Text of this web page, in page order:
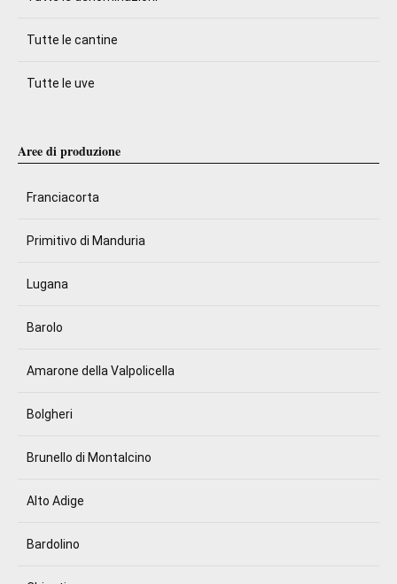
Tutte le cantine
Tutte le uve
Aree di produzione
Franciacorta
Primitivo di Manduria
Lugana
Barolo
Amarone della Valpolicella
Bolgheri
Brunello di Montalcino
Alto Adige
Bardolino